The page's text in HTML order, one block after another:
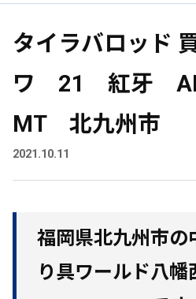
タイラバロッド
ワ 21 紅牙
MT 北九州市
2021.10.11
福岡県北九州市の
り具ワールド八